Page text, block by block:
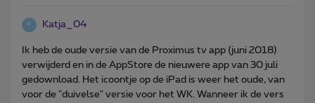
K Katja_04
Ik heb de oude versie van de Proximus tv app (juni 2018)
verwijderd en in de AppStore de nieuwere app van 30 juli
gedownload. Het icoontje op de iPad is weer het oude, van
voor de "duivelse" versie voor het WK. Wanneer ik de vers